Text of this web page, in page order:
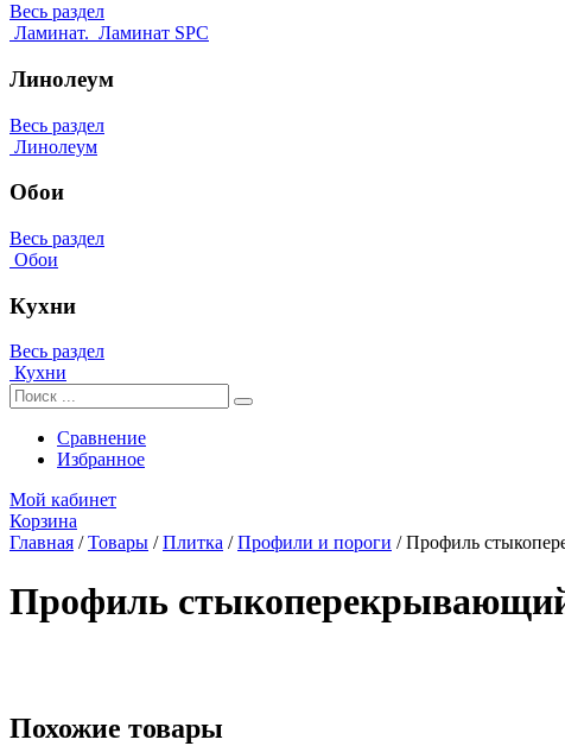
Весь раздел
Ламинат. Ламинат SPC
Линолеум
Весь раздел
Линолеум
Обои
Весь раздел
Обои
Кухни
Весь раздел
Кухни
Сравнение
Избранное
Мой кабинет
Корзина
Главная /Товары /Плитка /Профили и пороги /Профиль
Профиль
Похожие товары